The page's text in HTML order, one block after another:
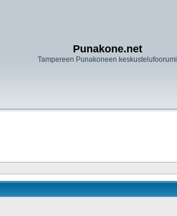
Punakone.net
Tampereen Punakoneen keskustelufoorumi